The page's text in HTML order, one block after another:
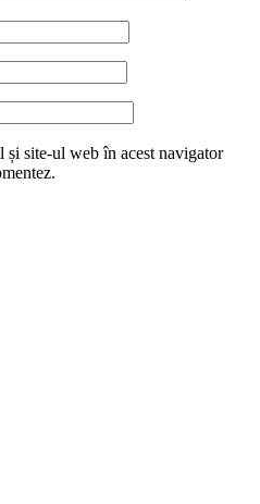
și site-ul web în acest navigator